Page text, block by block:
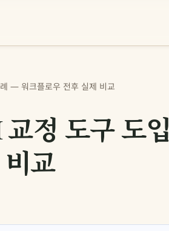
— 워크플로우 전후 실제 비교
정 도구 도
교